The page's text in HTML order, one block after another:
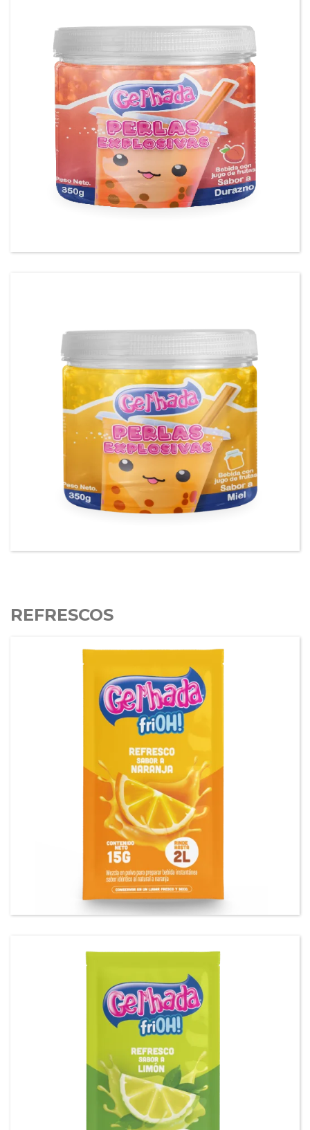
Gel’hada Perlas Explosivas sabor a Durazno.
Gel’hada Perlas Explosivas sabor a Miel.
REFRESCOS
Gel’hada FriOH Refresco sabor a naranja